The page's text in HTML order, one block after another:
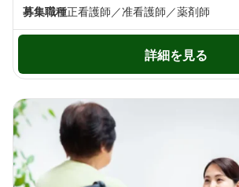
募集職種正看護師／准看護師／薬剤師
詳細を見る